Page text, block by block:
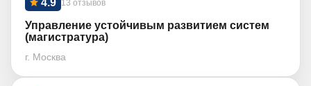
13 отзывов
4.9
Управление устойчивым развитием систем
(магистратура)
г. Москва